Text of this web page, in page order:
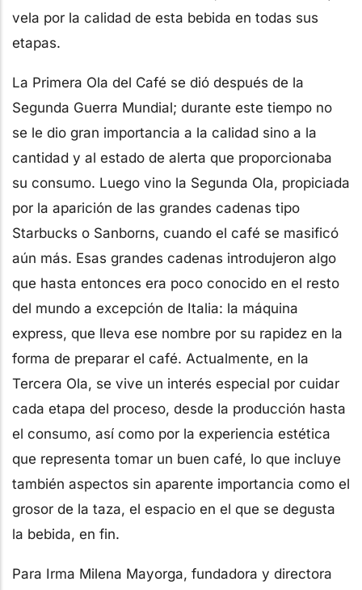
vela por la calidad de esta bebida en todas sus
etapas.
La Primera Ola del Café se dió después de la
Segunda Guerra Mundial; durante este tiempo no
se le dio gran importancia a la calidad sino a la
cantidad y al estado de alerta que proporcionaba
su consumo. Luego vino la Segunda Ola, propiciada
por la aparición de las grandes cadenas tipo
Starbucks o Sanborns, cuando el café se masificó
aún más. Esas grandes cadenas introdujeron algo
que hasta entonces era poco conocido en el resto
del mundo a excepción de Italia: la máquina
express, que lleva ese nombre por su rapidez en la
forma de preparar el café. Actualmente, en la
Tercera Ola, se vive un interés especial por cuidar
cada etapa del proceso, desde la producción hasta
el consumo, así como por la experiencia estética
que representa tomar un buen café, lo que incluye
también aspectos sin aparente importancia como el
grosor de la taza, el espacio en el que se degusta
la bebida, en fin.
Para Irma Milena Mayorga, fundadora y directora